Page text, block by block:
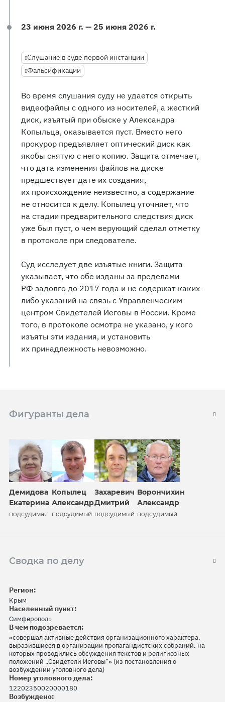
23 июня 2026 г. — 25 июня 2026 г.
Слушание в суде первой инстанции
Фальсификации
Во время слушания суду не удается открыть
видеофайлы с одного из носителей, а жесткий
диск, изъятый при обыске у Александра
Копыльца, оказывается пуст. Вместо него
прокурор предъявляет оптический диск как
якобы снятую с него копию. Защита отмечает,
что дата изменения файлов на диске
предшествует дате их создания,
их происхождение неизвестно, а содержание
не относится к делу. Копылец уточняет, что
на стадии предварительного следствия диск
уже был пуст, о чем верующий сделал отметку
в протоколе при следователе.
Суд исследует две изъятые книги. Защита
указывает, что обе изданы за пределами
РФ задолго до 2017 года и не содержат каких-
либо указаний на связь с Управленческим
центром Свидетелей Иеговы в России. Кроме
того, в протоколе осмотра не указано, у кого
изъяты эти издания, и установить
их принадлежность невозможно.
Фигуранты дела
Демидова
Екатерина
подсудимая
Копылец
Александр
подсудимый
Захаревич
Дмитрий
подсудимый
Ворончихин
Александр
подсудимый
Сводка по делу
Регион:
Крым
Населенный пункт:
Симферополь
В чем подозревается:
«совершал активные действия организационного характера,
выразившиеся в организации пропагандистских собраний, на
которых проводились обсуждения текстов и религиозных
положений „Свидетели Иеговы“» (из постановления о
возбуждении уголовного дела)
Номер уголовного дела:
12202350020000180
Возбуждено: